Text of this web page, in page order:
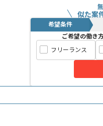
似た案
希望条件
ご希望の働き
フリーランス